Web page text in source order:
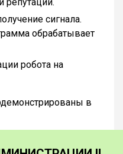
сигнала.
обрабатывает
робота на
в